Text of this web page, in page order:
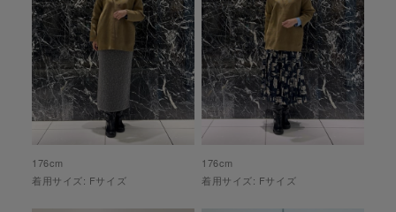
176cm
着用サイズ: Fサイズ
176cm
着用サイズ: Fサイズ